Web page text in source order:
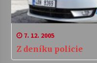
7. 12. 2005
Z deníku policie